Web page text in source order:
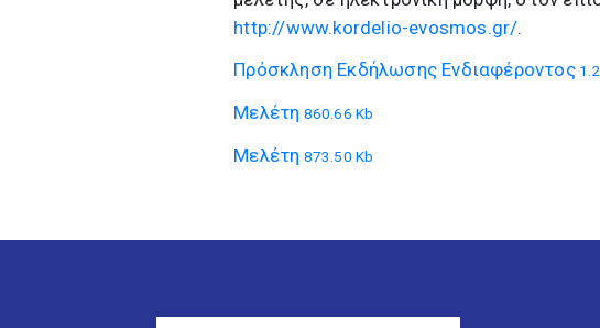
http://www.kordelio-evosmos.gr/.
Πρόσκληση Εκδήλωσης Ενδιαφέροντος
Μελέτη 860.66 Kb
Μελέτη 873.50 Kb